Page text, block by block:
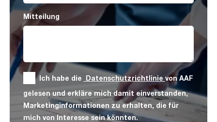
Mitteilung
Ich habe die Datenschutzrichtlinie von AAF
gelesen und erkläre mich damit einverstanden,
Marketinginformationen zu erhalten, die für
mich von Interesse sein könnten.